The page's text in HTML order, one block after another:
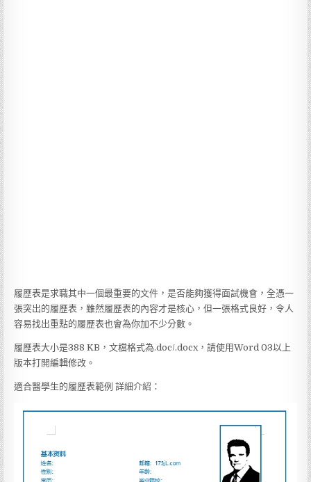
履歷表是求職其中一個最重要的文件，是否能夠獲得面試機會，全憑一
張突出的履歷表，雖然履歷表的內容才是核心，但一張格式良好，令人
容易找出重點的履歷表也會為你加不少分數。
履歷表大小是388 KB，文檔格式為.doc/.docx，請使用Word 03以上
版本打開編輯修改。
適合醫學生的履歷表範例 詳細介紹：